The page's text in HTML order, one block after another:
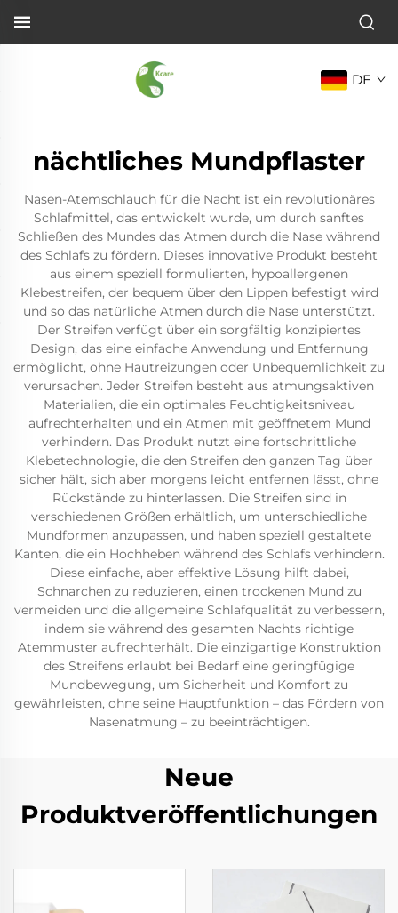
DE
nächtliches Mundpflaster
Nasen-Atemschlauch für die Nacht ist ein revolutionäres
Schlafmittel, das entwickelt wurde, um durch sanftes
Schließen des Mundes das Atmen durch die Nase während
des Schlafs zu fördern. Dieses innovative Produkt besteht
aus einem speziell formulierten, hypoallergenen
Klebestreifen, der bequem über den Lippen befestigt wird
und so das natürliche Atmen durch die Nase unterstützt.
Der Streifen verfügt über ein sorgfältig konzipiertes
Design, das eine einfache Anwendung und Entfernung
ermöglicht, ohne Hautreizungen oder Unbequemlichkeit zu
verursachen. Jeder Streifen besteht aus atmungsaktiven
Materialien, die ein optimales Feuchtigkeitsniveau
aufrechterhalten und ein Atmen mit geöffnetem Mund
verhindern. Das Produkt nutzt eine fortschrittliche
Klebetechnologie, die den Streifen den ganzen Tag über
sicher hält, sich aber morgens leicht entfernen lässt, ohne
Rückstände zu hinterlassen. Die Streifen sind in
verschiedenen Größen erhältlich, um unterschiedliche
Mundformen anzupassen, und haben speziell gestaltete
Kanten, die ein Hochheben während des Schlafs verhindern.
Diese einfache, aber effektive Lösung hilft dabei,
Schnarchen zu reduzieren, einen trockenen Mund zu
vermeiden und die allgemeine Schlafqualität zu verbessern,
indem sie während des gesamten Nachts richtige
Atemmuster aufrechterhält. Die einzigartige Konstruktion
des Streifens erlaubt bei Bedarf eine geringfügige
Mundbewegung, um Sicherheit und Komfort zu
gewährleisten, ohne seine Hauptfunktion – das Fördern von
Nasenatmung – zu beeinträchtigen.
Neue
Produktveröffentlichungen